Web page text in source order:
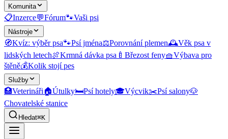
Komunita
📋Inzerce💬Fórum🐾Vaši psi
Nástroje
🧭Kvíz: výběr psa🐾Psí jména⚖️Porovnání plemen🕰️Věk psa v
lidských letech🍖Krmná dávka psa 🍼 Březost feny🧺Výbava pro
štěně💰Kolik stojí pes
Služby
🏥Veterináři🏠Útulky🛏️Psí hotely🎓Výcvik✂️Psí salony🐶
Chovatelské stanice
Hledat⌘K